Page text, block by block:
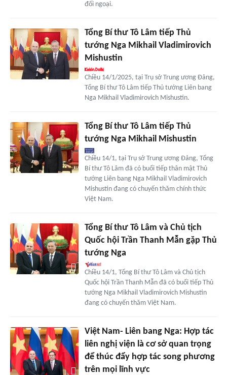
đối ngoại.
Tổng Bí thư Tô Lâm tiếp Thủ
tướng Nga Mikhail Vladimirovich
Mishustin
Chiều 14/1/2025, tại Trụ sở Trung ương Đảng,
Tổng Bí thư Tô Lâm tiếp Thủ tướng Liên bang
Nga Mikhail Vladimirovich Mishustin.
Tổng Bí thư Tô Lâm tiếp Thủ
tướng Nga Mikhail Mishustin
Chiều 14/1, tại Trụ sở Trung ương Đảng, Tổng
Bí thư Tô Lâm đã có buổi tiếp thân mật Thủ
tướng Liên bang Nga Mikhail Vladimirovich
Mishustin đang có chuyến thăm chính thức
Việt Nam.
Tổng Bí thư Tô Lâm và Chủ tịch
Quốc hội Trần Thanh Mẫn gặp Thủ
tướng Nga
Chiều 14/1, Tổng Bí thư Tô Lâm và Chủ tịch
Quốc hội Trần Thanh Mẫn đã có buổi tiếp Thủ
tướng Nga Mikhail Vladimirovich Mishustin
đang có chuyến thăm Việt Nam.
Việt Nam- Liên bang Nga: Hợp tác
liên nghị viện là cơ sở quan trọng
để thúc đẩy hợp tác song phương
trên mọi lĩnh vực